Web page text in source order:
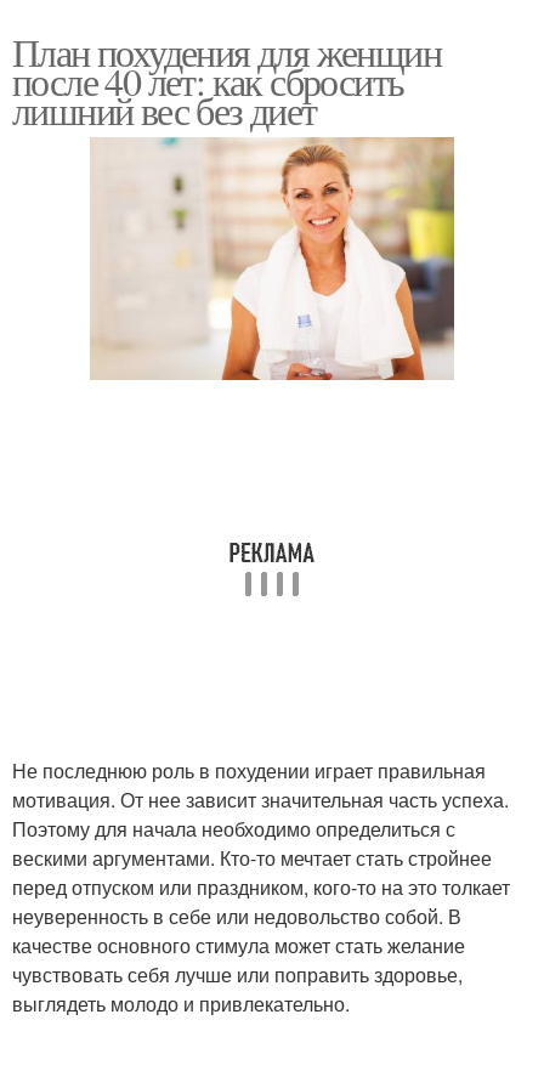
План похудения для женщин
после 40 лет: как сбросить
лишний вес без диет
Не последнюю роль в похудении играет правильная
мотивация. От нее зависит значительная часть успеха.
Поэтому для начала необходимо определиться с
вескими аргументами. Кто-то мечтает стать стройнее
перед отпуском или праздником, кого-то на это толкает
неуверенность в себе или недовольство собой. В
качестве основного стимула может стать желание
чувствовать себя лучше или поправить здоровье,
выглядеть молодо и привлекательно.